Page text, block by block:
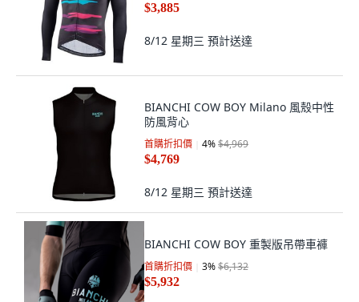
$3,885
8/12 星期三 預計送達
BIANCHI COW BOY Milano 風殼中性
防風背心
首購折扣價 4%$4,969
$4,769
8/12 星期三 預計送達
BIANCHI COW BOY 重製版吊帶車褲
首購折扣價 3%$6,132
$5,932